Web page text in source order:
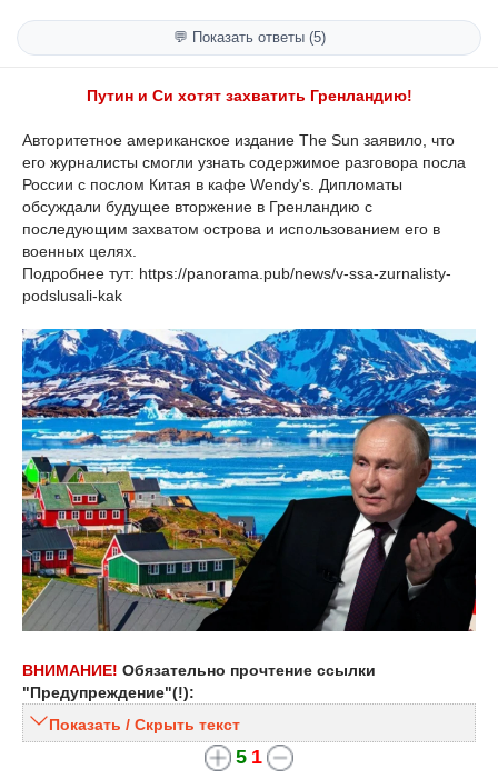
💬 Показать ответы (5)
Путин и Си хотят захватить Гренландию!
Авторитетное американское издание The Sun заявило, что
его журналисты смогли узнать содержимое разговора посла
России с послом Китая в кафе Wendy's. Дипломаты
обсуждали будущее вторжение в Гренландию с
последующим захватом острова и использованием его в
военных целях.
Подробнее тут: https://panorama.pub/news/v-ssa-zurnalisty-
podslusali-kak
ВНИМАНИЕ! Обязательно прочтение ссылки
"Предупреждение"(!):
Показать / Скрыть текст
5 1